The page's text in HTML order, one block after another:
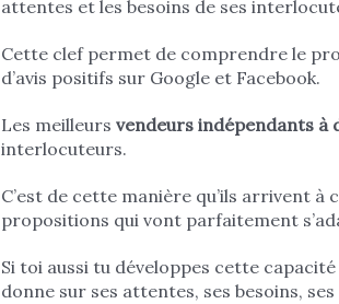
attentes et les besoins de ses
Cette clef permet de comprendre le
d’avis positifs sur Google et Facebook.
Les meilleurs vendeurs indépendants à
interlocuteurs.
C’est de cette manière qu’ils arrivent
propositions qui vont parfaitement
Si toi aussi tu développes cette
donne sur ses attentes, ses besoins,